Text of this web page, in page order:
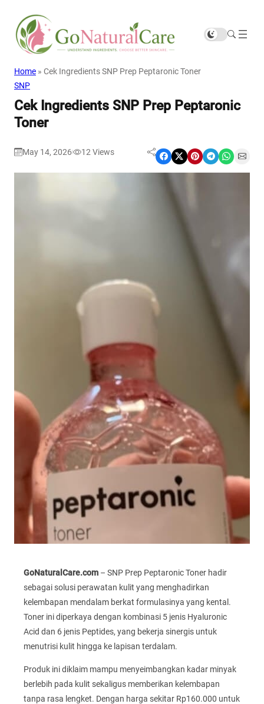
Home » Cek Ingredients SNP Prep Peptaronic Toner
SNP
Cek Ingredients SNP Prep Peptaronic
Toner
May 14, 2026 12Views Share on Facebook Share on X Share on Pinterest Share on Telegram Share on WhatsApp Share on Email
GoNaturalCare.com – SNP Prep Peptaronic Toner hadir
sebagai solusi perawatan kulit yang menghadirkan
kelembapan mendalam berkat formulasinya yang kental.
Toner ini diperkaya dengan kombinasi 5 jenis Hyaluronic
Acid dan 6 jenis Peptides, yang bekerja sinergis untuk
menutrisi kulit hingga ke lapisan terdalam.
Produk ini diklaim mampu menyeimbangkan kadar minyak
berlebih pada kulit sekaligus memberikan kelembapan
tanpa rasa lengket. Dengan harga sekitar Rp160.000 untuk